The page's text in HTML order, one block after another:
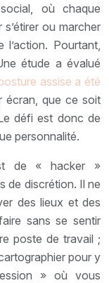
où chaque
ou marcher
Pourtant,
étude a évalué
assise a été
écran, que ce soit
défi est donc de
personnalité.
de « hacker »
de discrétion. Il ne
des lieux et des
sans se sentir
poste de travail ;
pour y
» où vous